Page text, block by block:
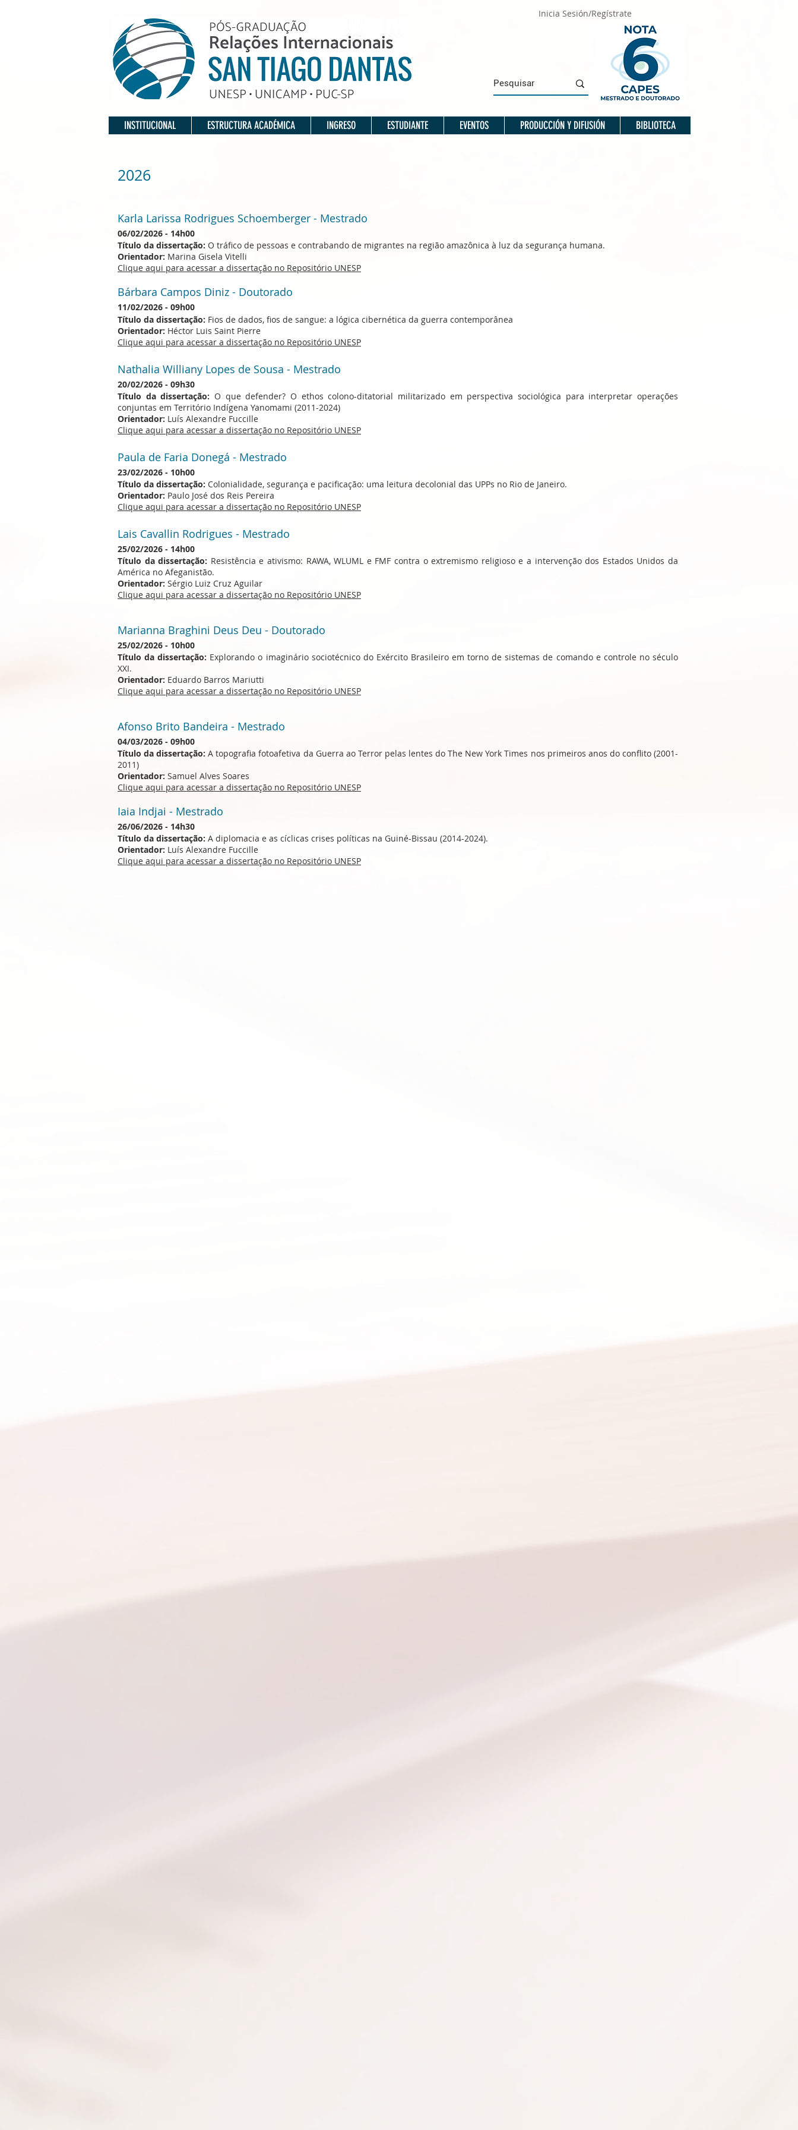
Inicia Sesión/Regístrate
INSTITUCIONAL ESTRUCTURA ACADÉMICA INGRESO ESTUDIANTE EVENTOS PRODUCCIÓN Y DIFUSIÓN BIBLIOTECA
2026
Karla Larissa Rodrigues Schoemberger - Mestrado
06/02/2026 - 14h00
Título da dissertação: O tráfico de pessoas e contrabando de migrantes na região amazônica à luz da segurança humana.
Orientador: Marina Gisela Vitelli
Clique aqui para acessar a dissertação no Repositório UNESP
Bárbara Campos Diniz - Doutorado
11/02/2026 - 09h00
Título da dissertação: Fios de dados, fios de sangue: a lógica cibernética da guerra contemporânea
Orientador: Héctor Luis Saint Pierre
Clique aqui para acessar a dissertação no Repositório UNESP
Nathalia Williany Lopes de Sousa - Mestrado
20/02/2026 - 09h30
Título da dissertação: O que defender? O ethos colono-ditatorial militarizado em perspectiva sociológica para interpretar operações
conjuntas em Território Indígena Yanomami (2011-2024)
Orientador: Luís Alexandre Fuccille
Clique aqui para acessar a dissertação no Repositório UNESP
Paula de Faria Donegá - Mestrado
23/02/2026 - 10h00
Título da dissertação: Colonialidade, segurança e pacificação: uma leitura decolonial das UPPs no Rio de Janeiro.
Orientador: Paulo José dos Reis Pereira
Clique aqui para acessar a dissertação no Repositório UNESP
Lais Cavallin Rodrigues - Mestrado
25/02/2026 - 14h00
Título da dissertação: Resistência e ativismo: RAWA, WLUML e FMF contra o extremismo religioso e a intervenção dos Estados Unidos da
América no Afeganistão.
Orientador: Sérgio Luiz Cruz Aguilar
Clique aqui para acessar a dissertação no Repositório UNESP
Marianna Braghini Deus Deu - Doutorado
25/02/2026 - 10h00
Título da dissertação: Explorando o imaginário sociotécnico do Exército Brasileiro em torno de sistemas de comando e controle no século
XXI.
Orientador: Eduardo Barros Mariutti
Clique aqui para acessar a dissertação no Repositório UNESP
Afonso Brito Bandeira - Mestrado
04/03/2026 - 09h00
Título da dissertação: A topografia fotoafetiva da Guerra ao Terror pelas lentes do The New York Times nos primeiros anos do conflito (2001-
2011)
Orientador: Samuel Alves Soares
Clique aqui para acessar a dissertação no Repositório UNESP
Iaia Indjai - Mestrado
26/06/2026 - 14h30
Título da dissertação: A diplomacia e as cíclicas crises políticas na Guiné-Bissau (2014-2024).
Orientador: Luís Alexandre Fuccille
Clique aqui para acessar a dissertação no Repositório UNESP